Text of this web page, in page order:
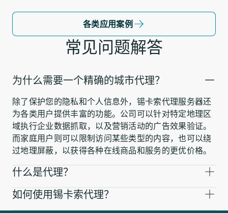
各类应用案例
常见问题解答
为什么需要一个精确的城市代理？
除了保护您的隐私和个人信息外，锡卡索代理服务器还
为各类用户提供丰富的功能。公司可以针对特定地理区
域执行企业数据抓取，以及营销活动的广告效果验证。
而家庭用户则可以限制访问某些类型的内容，也可以绕
过地理屏蔽，以获得各种在线商品和服务的更优价格。
什么是代理？
如何使用锡卡索代理？